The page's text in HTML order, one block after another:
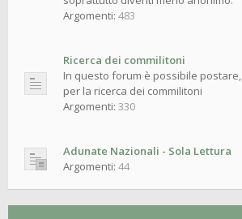
Argomenti: 483
Ricerca dei commilitoni
In questo forum è possibile postare,
per la ricerca dei commilitoni
Argomenti: 330
Adunate Nazionali - Sola Lettura
Argomenti: 44